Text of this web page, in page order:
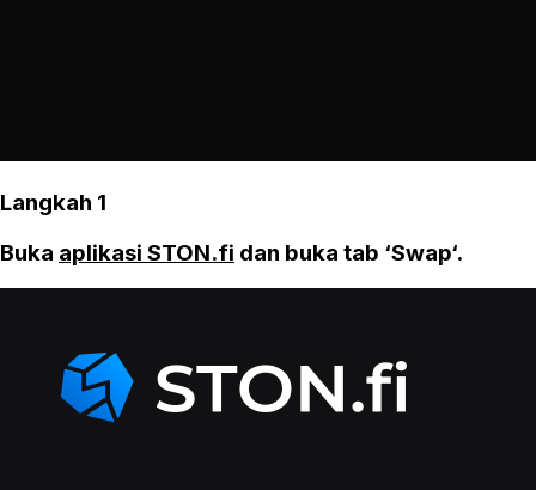
Langkah 1
Buka aplikasi STON.fi dan buka tab ‘Swap‘.